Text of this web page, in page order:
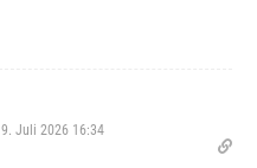
9. Juli 2026 16:34